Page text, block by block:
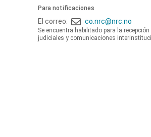
Para notificaciones
El correo: co.nrc@nrc.no
Se encuentra habilitado para la
judiciales y comunicaciones